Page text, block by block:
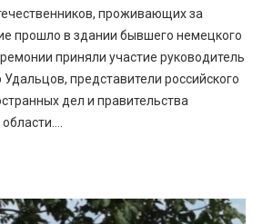
проживающих за
прошло в здании бывшего немецкого
приняли участие руководитель
представители российского
дел и правительства